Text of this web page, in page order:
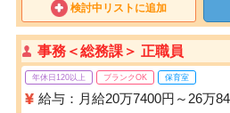
検討中リストに追加
事務＜総務課＞ 正職員
年休日120以上 ブランクOK 保育室
給与：月給20万7400円～26